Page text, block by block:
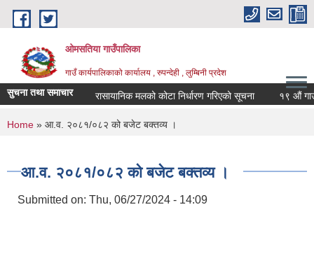
Skip to main content
ओमसतिया गाउँपालिका
गाउँ कार्यपालिकाको कार्यालय , रुपन्देही , लुम्बिनी प्रदेश
सुचना तथा समाचार रासायानिक मलको कोटा निर्धारण गरिएको सूचना १९ औं
You are here
Home » आ.व. २०८१/०८२ को बजेट बक्तव्य ।
आ.व. २०८१/०८२ को बजेट बक्तव्य ।
Submitted on: Thu, 06/27/2024 - 14:09